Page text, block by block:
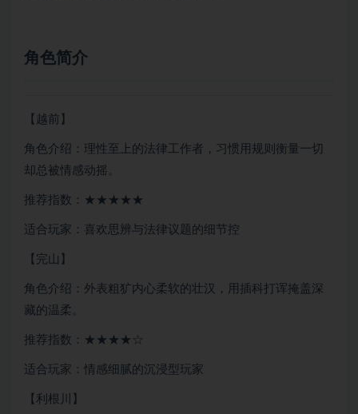
角色简介
【越前】
角色介绍：理性至上的法律工作者，习惯用规则衡量一切
却总被情感动摇。
推荐指数：★★★★★
适合玩家：喜欢思辨与法律议题的细节控
【完山】
角色介绍：外表粗犷内心柔软的壮汉，用插科打诨掩盖深
藏的温柔。
推荐指数：★★★★☆
适合玩家：情感细腻的沉浸型玩家
【利根川】